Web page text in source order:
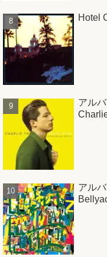
Hotel
アル
アル